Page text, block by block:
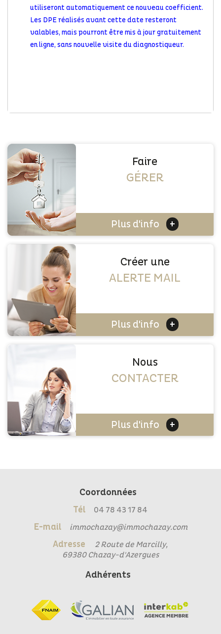
utiliseront automatiquement ce nouveau coefficient.
Les DPE réalisés avant cette date resteront
valables, mais pourront être mis à jour gratuitement
en ligne, sans nouvelle visite du diagnostiqueur.
Faire
GÉRER
Plus d'info +
Créer une
ALERTE MAIL
Plus d'info +
Nous
CONTACTER
Plus d'info +
Coordonnées
Tél
04 78 43 17 84
E-mail immochazay@immochazay.com
Adresse
2 Route de Marcilly,
69380 Chazay-d'Azergues
Adhérents